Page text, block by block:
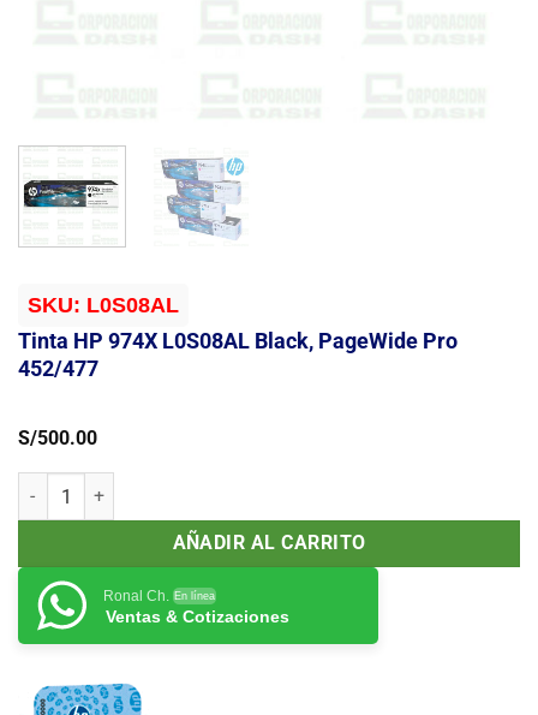
SKU: L0S08AL
Tinta HP 974X L0S08AL Black, PageWide Pro
452/477
S/500.00
Tinta HP 974X L0S08AL Black, PageWide Pro 452/477 cantidad
AÑADIR AL CARRITO
Ronal Ch. En línea
Ventas & Cotizaciones